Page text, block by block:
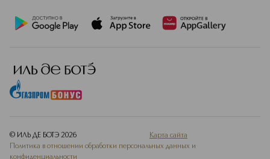
© ИЛЬ ДЕ БОТЭ 2026
Карта сайта
Политика в отношении обработки персональных данных и
конфиденциальности